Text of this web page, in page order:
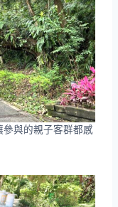
與的親子客群都感